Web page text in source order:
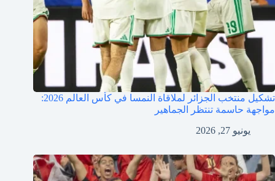
تشكيل منتخب الجزائر لملاقاة النمسا في كأس العالم 2026:
مواجهة حاسمة تنتظر الجماهير
يونيو 27, 2026